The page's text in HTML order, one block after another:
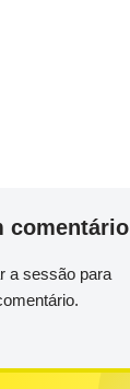
comentário
a sessão para